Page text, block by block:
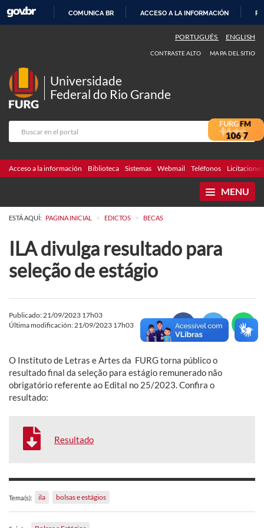
CONTENIDO
COMUNICA BR ACCESO A LA INFORMACIÓN
PORTUGUÊS ENGLISH
CONTRASTE ALTO MAPA DEL SITIO
Universidade
Federal do Rio Grande
Acceso a la información Biblioteca Sistemas Webmail Teléfonos Licitaciones
MENU
ESTÁ AQUÍ: PAGINA INICIAL > EDICTOS > BECAS
ILA divulga resultado para
seleção de estágio
Publicado: 21/09/2023 17h03
Última modificación: 21/09/2023 17h03
O Instituto de Letras e Artes da FURG torna público o
resultado final da seleção para estágio remunerado não
obrigatório referente ao Edital no 25/2023. Confira o
resultado:
Resultado
Tema(s): ila bolsas e estágios